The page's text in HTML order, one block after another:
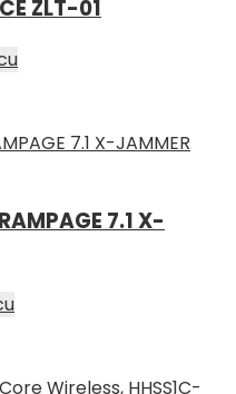
ZLT-01
7.1 X-